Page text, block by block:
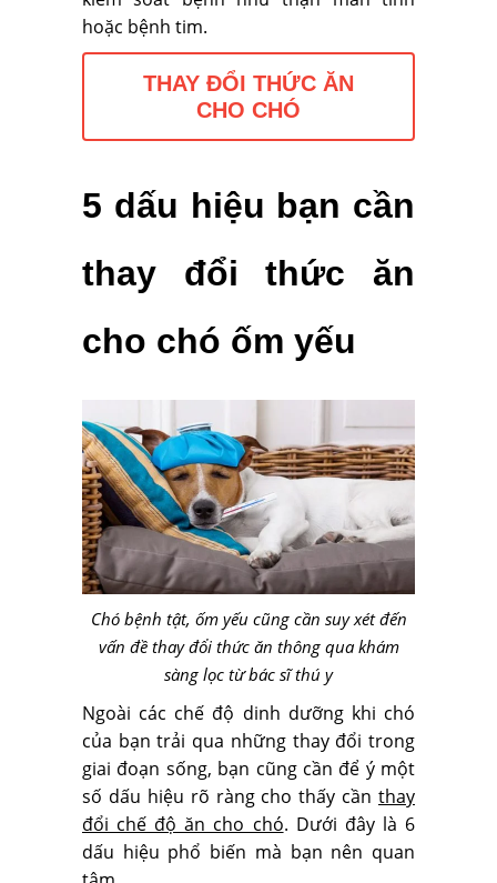
hoặc bệnh tim.
THAY ĐỔI THỨC ĂN
CHO CHÓ
5 dấu hiệu bạn cần
thay đổi thức ăn
cho chó ốm yếu
Chó bệnh tật, ốm yếu cũng cần suy xét đến
vấn đề thay đổi thức ăn thông qua khám
sàng lọc từ bác sĩ thú y
Ngoài các chế độ dinh dưỡng khi chó
của bạn trải qua những thay đổi trong
giai đoạn sống, bạn cũng cần để ý một
số dấu hiệu rõ ràng cho thấy cần thay
đổi chế độ ăn cho chó. Dưới đây là 6
dấu hiệu phổ biến mà bạn nên quan